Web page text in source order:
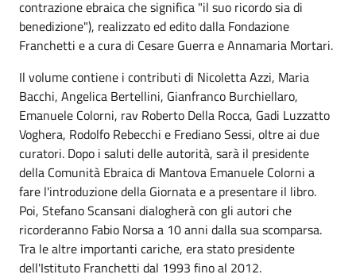
contrazione ebraica che significa "il suo ricordo sia di
benedizione"), realizzato ed edito dalla Fondazione
Franchetti e a cura di Cesare Guerra e Annamaria Mortari.
Il volume contiene i contributi di Nicoletta Azzi, Maria
Bacchi, Angelica Bertellini, Gianfranco Burchiellaro,
Emanuele Colorni, rav Roberto Della Rocca, Gadi Luzzatto
Voghera, Rodolfo Rebecchi e Frediano Sessi, oltre ai due
curatori. Dopo i saluti delle autorità, sarà il presidente
della Comunità Ebraica di Mantova Emanuele Colorni a
fare l'introduzione della Giornata e a presentare il libro.
Poi, Stefano Scansani dialogherà con gli autori che
ricorderanno Fabio Norsa a 10 anni dalla sua scomparsa.
Tra le altre importanti cariche, era stato presidente
dell'Istituto Franchetti dal 1993 fino al 2012.